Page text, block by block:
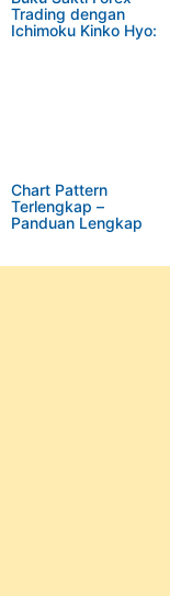
Trading dengan
Ichimoku Kinko Hyo:
Chart Pattern
Terlengkap –
Panduan Lengkap
Modern